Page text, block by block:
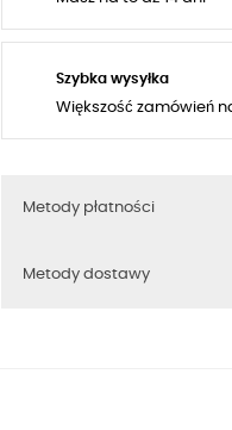
Szybka wysyłka
Większość zamówień
Metody płatności
Metody dostawy